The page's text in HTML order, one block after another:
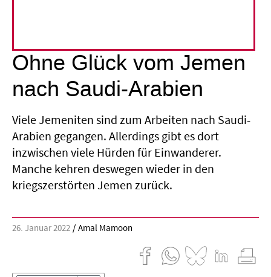
Ohne Glück vom Jemen
nach Saudi-Arabien
Viele Jemeniten sind zum Arbeiten nach Saudi-
Arabien gegangen. Allerdings gibt es dort
inzwischen viele Hürden für Einwanderer.
Manche kehren deswegen wieder in den
kriegszerstörten Jemen zurück.
26. Januar 2022 Amal Mamoon